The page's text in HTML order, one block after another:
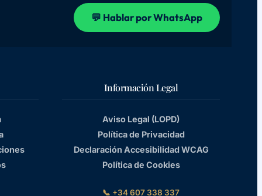
💬 Hablar por WhatsApp
Información Legal
Aviso Legal (LOPD)
Política de Privacidad
Declaración Accesibilidad WCAG
Política de Cookies
📞 +34 607 338 337